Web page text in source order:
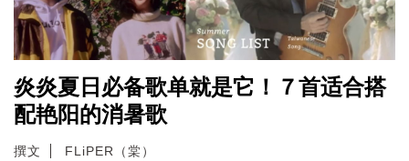
炎炎夏日必备歌单就是它！７首适合搭
配艳阳的消暑歌
撰文 FLiPER（棠）